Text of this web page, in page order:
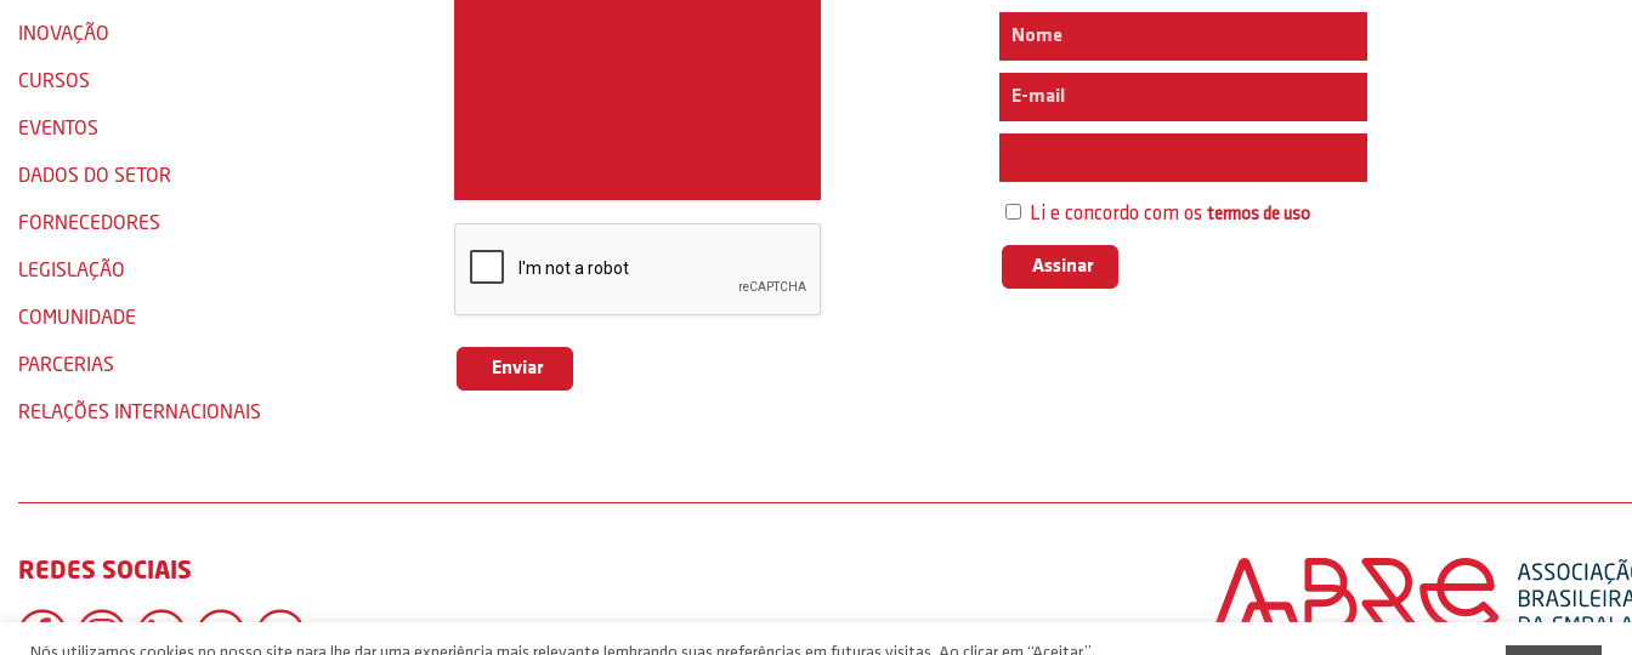
INOVAÇÃO
CURSOS
EVENTOS
DADOS DO SETOR
FORNECEDORES
LEGISLAÇÃO
COMUNIDADE
PARCERIAS
RELAÇÕES INTERNACIONAIS
Li e concordo com ostermos de uso
REDES SOCIAIS